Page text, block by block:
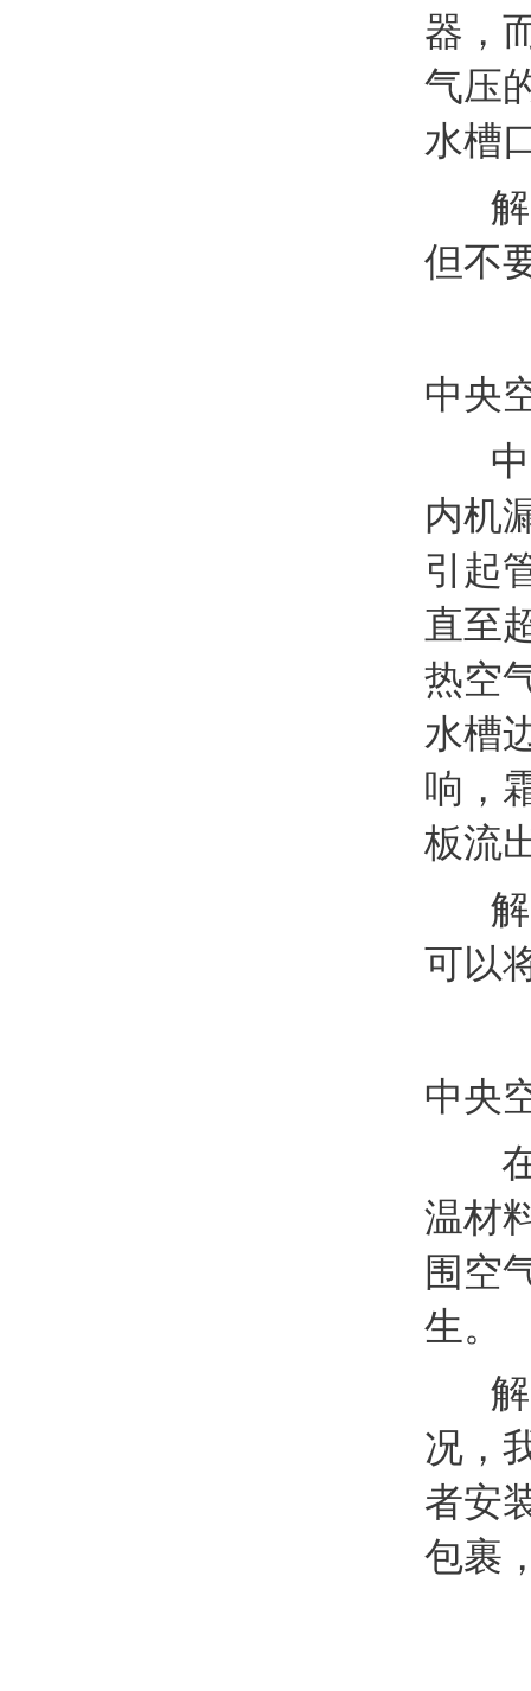
器，
气压
水槽
解
但不
中央
中
内机
引起
直至
热空
水槽
响，
板流
解
可以
中央
在
温材
围空
生。
解
况，
者安
包裹